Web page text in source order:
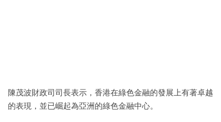
區
陳茂波財政司司長表示，香港在綠色金融的發展上有著卓越
的表現，並已崛起為亞洲的綠色金融中心。